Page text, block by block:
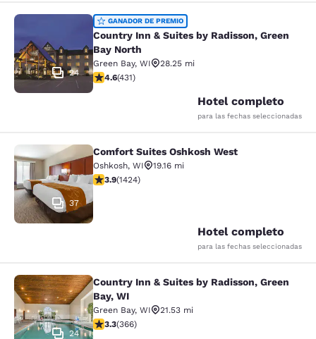
Country Inn & Suites by Radisson,
24
GANADOR DE PREMIO
Country Inn & Suites by Radisson, Green
Bay North
Green Bay, WI
28.25 mi
calificación de 4.63 estrellas. Excepcional. 431
4.6(431)
Hotel completo
para las fechas seleccionadas
Comfort Suites Oshkosh West
37
Comfort Suites Oshkosh West
Oshkosh, WI
19.16 mi
calificación de 3.87 estrellas. Bueno. 1424 reseñas
3.9(1424)
Hotel completo
para las fechas seleccionadas
Country Inn & Suites by Radisson,
24
Country Inn & Suites by Radisson, Green
Bay, WI
Green Bay, WI
21.53 mi
calificación de 3.28 estrellas. Bueno. 366 reseñas
3.3(366)